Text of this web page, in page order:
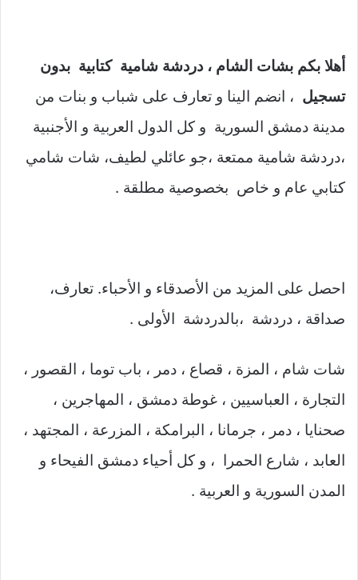
أهلا بكم بشات الشام ، دردشة شامية كتابية بدون
تسجيل ، انضم الينا و تعارف على شباب و بنات من
مدينة دمشق السورية و كل الدول العربية و الأجنبية
،دردشة شامية ممتعة ،جو عائلي لطيف، شات شامي
كتابي عام و خاص بخصوصية مطلقة .
احصل على المزيد من الأصدقاء و الأحباء. تعارف،
صداقة ، دردشة ،بالدردشة الأولى .
شات شام ، المزة ، قصاع ، دمر ، باب توما ، القصور ،
التجارة ، العباسيين ، غوطة دمشق ، المهاجرين ،
صحنايا ، دمر ، جرمانا ، البرامكة ، المزرعة ، المجتهد ،
العابد ، شارع الحمرا ، و كل أحياء دمشق الفيحاء و
المدن السورية و العربية .